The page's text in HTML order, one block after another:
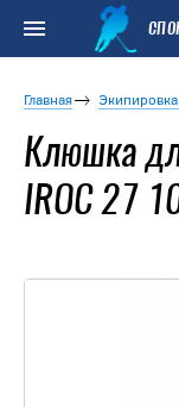
Главная
Клюшка
IROC 27